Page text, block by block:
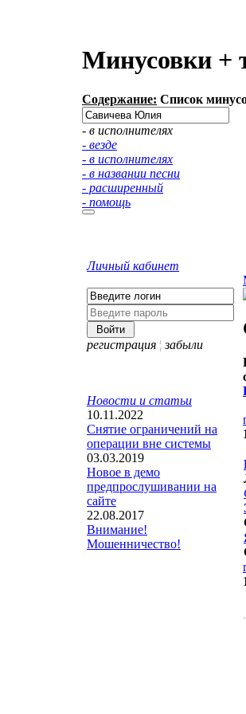
Минусовки +
Содержание: Список
- в исполнителях
- везде
- в исполнителях
- в названии песни
- расширенный
- помощь
Личный кабинет
регистрация ¦ забыли
Новости и статьи
10.11.2022
Снятие ограничений на
операции вне системы
03.03.2019
Новое в демо
предпрослушивании на
сайте
22.08.2017
Внимание!
Мошенничество!
*